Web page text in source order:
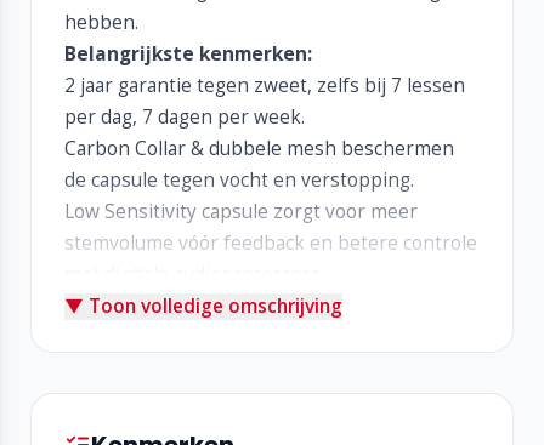
hebben.
Belangrijkste kenmerken:
2 jaar garantie tegen zweet, zelfs bij 7 lessen
per dag, 7 dagen per week.
Carbon Collar & dubbele mesh beschermen
de capsule tegen vocht en verstopping.
Low Sensitivity capsule zorgt voor meer
stemvolume vóór feedback en betere controle
PhatFrame: stevig, flexibel frame dat zich
bij de connector.
Handgemaakt in Australië – meer dan 60.000
▼ Toon volledige omschrijving